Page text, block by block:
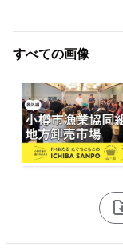
すべての画像